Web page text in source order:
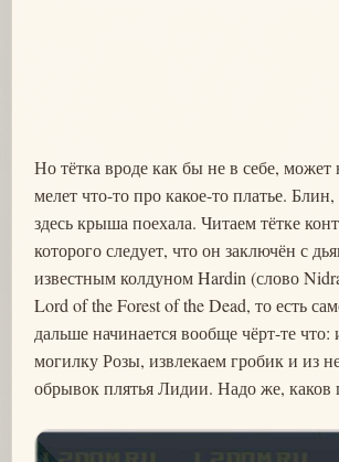
Но тётка вроде как бы не в себе, может
мелет что-то про какое-то платье.
здесь крыша поехала. Читаем тётке
которого следует, что он заключён с
известным колдуном Hardin (слово
Lord of the Forest of the Dead, то есть
дальше начинается вообще чёрт-те что:
могилку Розы, извлекаем гробик и из
обрывок плятья Лидии. Надо же, каков